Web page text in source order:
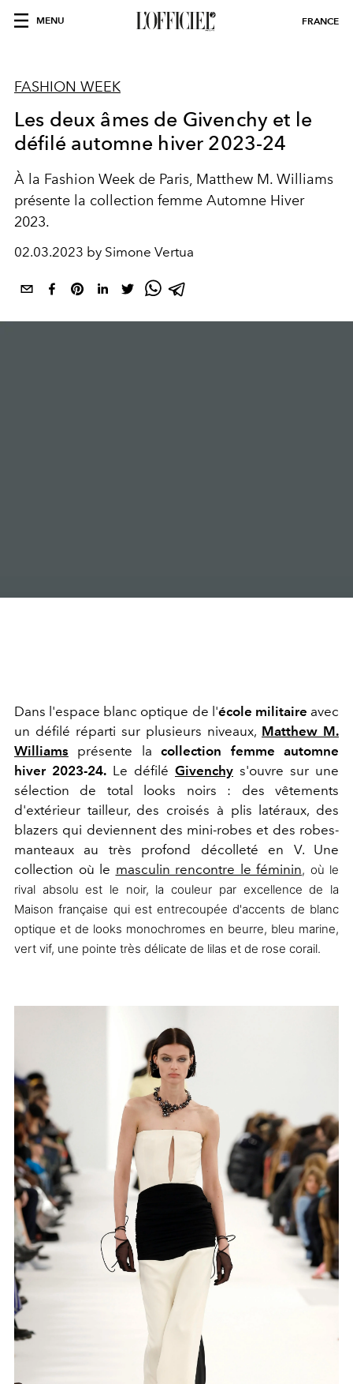
MENU FRANCE
FASHION WEEK
Les deux âmes de Givenchy et le
défilé automne hiver 2023-24
À la Fashion Week de Paris, Matthew M. Williams
présente la collection femme Automne Hiver
2023.
02.03.2023 by Simone Vertua
Dans l'espace blanc optique de l'école militaire avec
un défilé réparti sur plusieurs niveaux, Matthew M.
Williams présente lacollection femme automne
hiver 2023-24. Le défilé Givenchy s'ouvre sur une
sélection de total looks noirs : des vêtements
d'extérieur tailleur, des croisés à plis latéraux, des
blazers qui deviennent des mini-robes et des robes-
manteaux au très profond décolleté en V. Une
collection où le masculin rencontre le féminin, où le
rival absolu est le noir, la couleur par excellence de la
Maison française qui est entrecoupée d'accents de blanc
optique et de looks monochromes en beurre, bleu marine,
vert vif, une pointe très délicate de lilas et de rose corail.